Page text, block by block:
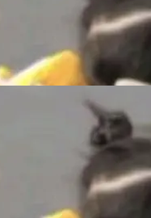
复了 C
单中
不再关
19，则
间点
提炼。
法也为
。
交生活
者 S
4 日，
日起，
。发
基础设
维护它
如
能：
）</l
引擎。
合 Ag
用 W